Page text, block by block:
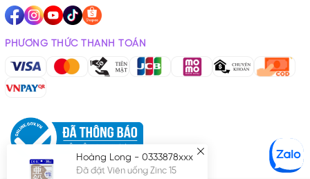
PHƯƠNG THỨC THANH TOÁN
Hoàng Long - 0333878xxx
Đã đặt Viên uống Zinc 15